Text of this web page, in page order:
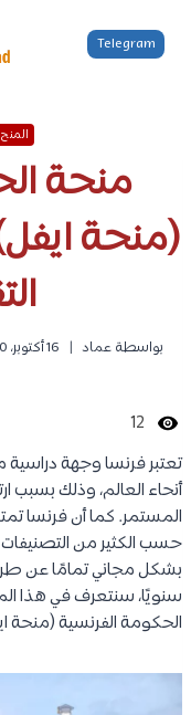
المحتوى
Telegram
منحة
(منحة
بواسطة عماد 16 أكتوبر، 2020
12
تعتبر فرنسا وجهة
أنحاء العالم، وذلك بسبب
المستمر. كما أن فرنسا
حسب الكثير من التصنيفات
بشكل مجاني تمامًا عن
سنويًا، سنتعرف في هذا
الحكومة الفرنسية (منحة